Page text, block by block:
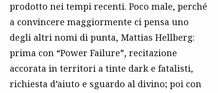
prodotto nei tempi recenti. Poco male, perché
a convincere maggiormente ci pensa uno
degli altri nomi di punta, Mattias Hellberg:
prima con “Power Failure”, recitazione
accorata in territori a tinte dark e fatalisti,
richiesta d’aiuto e sguardo al divino; poi con